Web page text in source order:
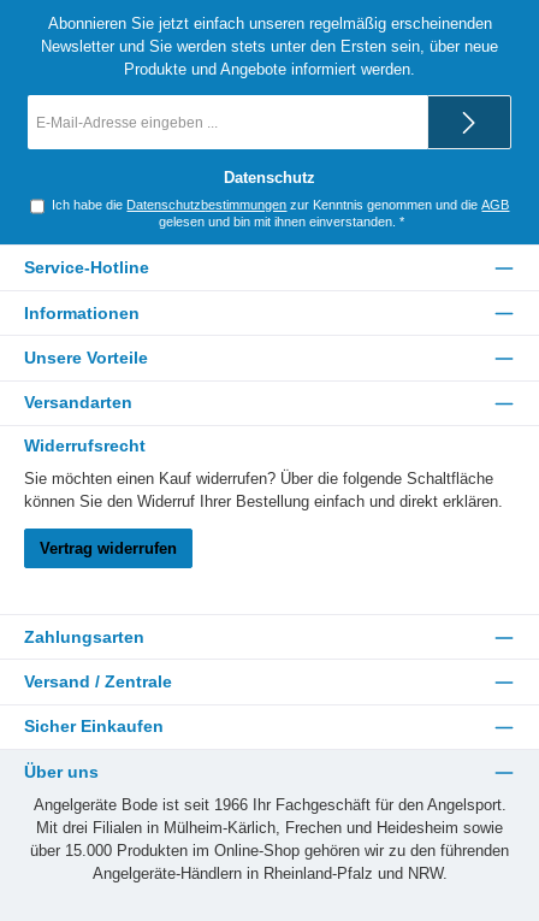
Abonnieren Sie jetzt einfach unseren regelmäßig erscheinenden
Newsletter und Sie werden stets unter den Ersten sein, über neue
Produkte und Angebote informiert werden.
Mail-
Datenschutz
Ich habe die Datenschutzbestimmungen zur Kenntnis genommen und dieAGB
gelesen und bin mit ihnen einverstanden. *
Service-Hotline
Informationen
Unsere Vorteile
Versandarten
Widerrufsrecht
Sie möchten einen Kauf widerrufen? Über die folgende Schaltfläche
können Sie den Widerruf Ihrer Bestellung einfach und direkt erklären.
Vertrag widerrufen
Zahlungsarten
Versand / Zentrale
Sicher Einkaufen
Über uns
Angelgeräte Bode ist seit 1966 Ihr Fachgeschäft für den Angelsport.
Mit drei Filialen in Mülheim-Kärlich, Frechen und Heidesheim sowie
über 15.000 Produkten im Online-Shop gehören wir zu den führenden
Angelgeräte-Händlern in Rheinland-Pfalz und NRW.